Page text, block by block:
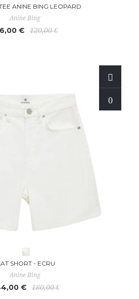
ANINE BING LEOPARD
Anine Bing
€ 120,00 €
SHORT - ECRU
Anine Bing
€ 180,00 €